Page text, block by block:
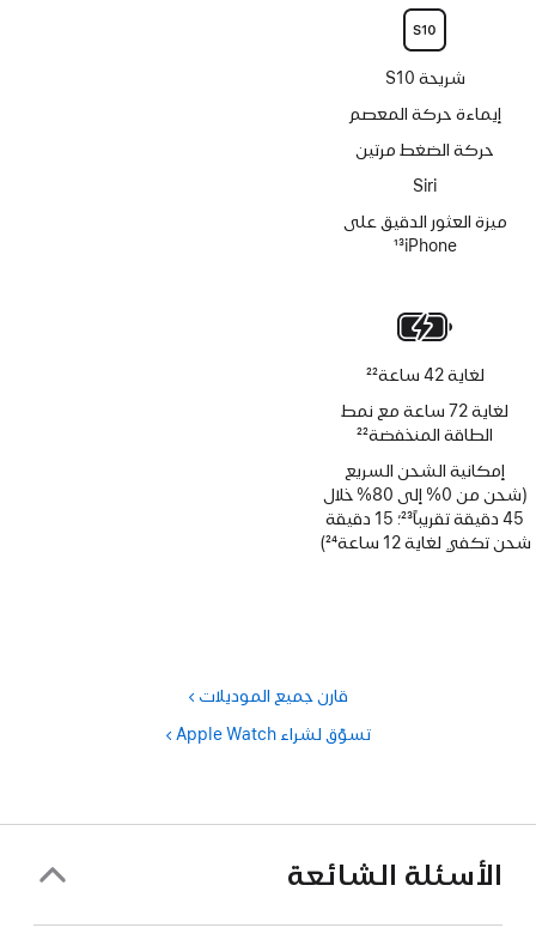
شريحة S10
إيماءة حركة المعصم
حركة الضغط مرتين
Siri‏
ميزة العثور الدقيق على
iPhone‏
13
لغاية 42 ساعة
22
لغاية 72 ساعة مع نمط
الطاقة المنخفضة22
إمكانية الشحن السريع
(شحن من 0% إلى 80% خلال
45 دقيقة تقريباً
حاشية
23
؛ 15 دقيقة
شحن تكفي لغاية 12 ساعة
24
)
قارن جميع الموديلات
تسوّق لشراء Apple Watch‏
الأسئلة الشائعة